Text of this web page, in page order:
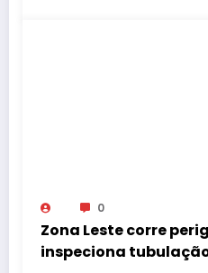
0
Zona Leste corre
inspeciona